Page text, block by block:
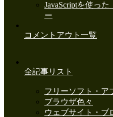
JavaScriptを使っ
ー
コメントアウト一覧
全記事リスト
フリーソフト・ア
ブラウザ色々
ウェブサイト・ブ